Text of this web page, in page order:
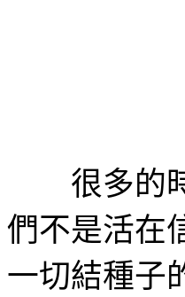
很多的
們不是活在
一切結種子